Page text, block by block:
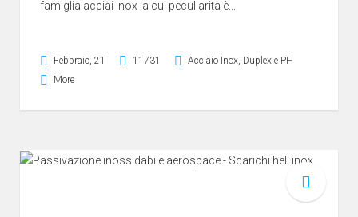
famiglia acciai inox la cui peculiarità è...
Febbraio, 21 11731 Acciaio Inox Duplex e PH
More